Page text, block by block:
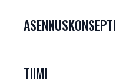
ASENNUSKONSEPTI
TIIMI